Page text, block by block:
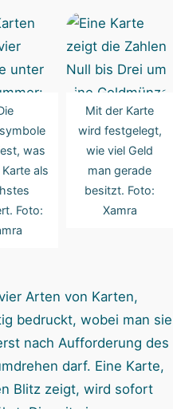
was
als
Foto:
Mit der Karte
wird festgelegt,
wie viel Geld
man gerade
besitzt. Foto:
Xamra
Arten von Karten,
bedruckt, wobei man sie
nach Aufforderung des
darf. Eine Karte,
Blitz zeigt, wird sofort